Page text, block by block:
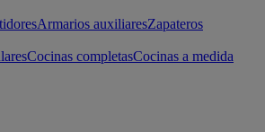
Armarios auxiliaresZapateros
Cocinas completasCocinas a medida